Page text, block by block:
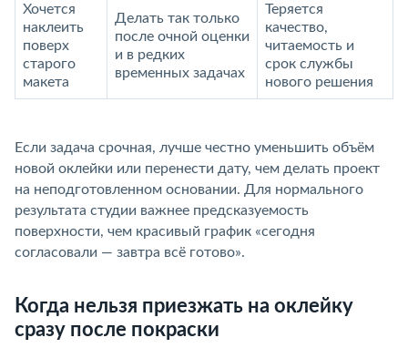
Хочется
наклеить
поверх
старого
макета
Делать так только
после очной оценки
и в редких
временных задачах
Теряется
качество,
читаемость и
срок службы
нового решения
Если задача срочная, лучше честно уменьшить объём
новой оклейки или перенести дату, чем делать проект
на неподготовленном основании. Для нормального
результата студии важнее предсказуемость
поверхности, чем красивый график «сегодня
согласовали — завтра всё готово».
Когда нельзя приезжать на оклейку
сразу после покраски